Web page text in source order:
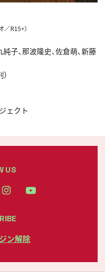
R15+）
純子、那波隆史、佐倉萌、新藤
ェクト
US
ン解除